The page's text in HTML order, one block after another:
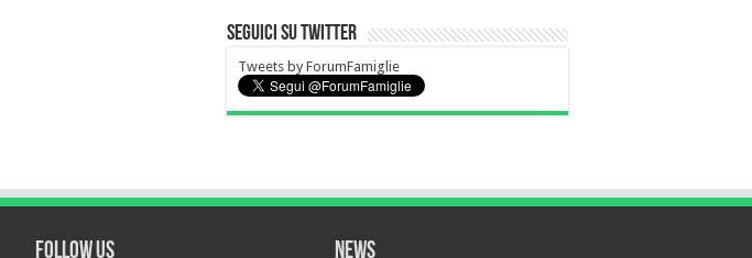
Seguici su Twitter
Tweets by ForumFamiglie
Follow Us News